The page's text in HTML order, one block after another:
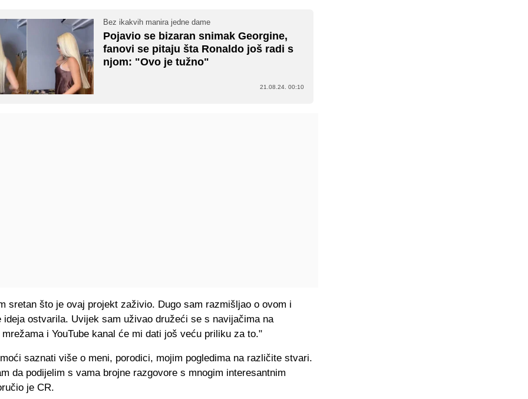
Bez ikakvih manira jedne dame
Pojavio se bizaran snimak Georgine,
fanovi se pitaju šta Ronaldo još radi s
njom: "Ovo je tužno"
21.08.24. 00:10
sretan što je ovaj projekt zaživio. Dugo sam razmišljao o ovom i
ideja ostvarila. Uvijek sam uživao družeći se s navijačima na
i YouTube kanal će mi dati još veću priliku za to."
saznati više o meni, porodici, mojim pogledima na različite stvari.
da podijelim s vama brojne razgovore s mnogim interesantnim
je CR.